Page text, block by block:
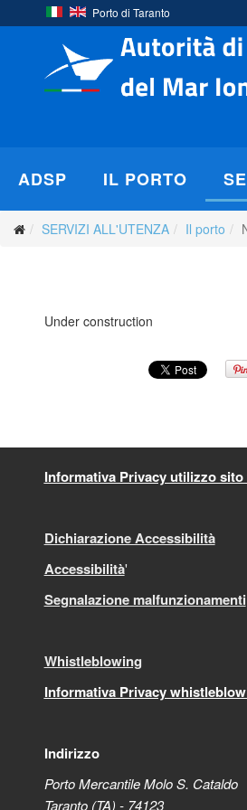
Porto di Taranto
ADSP IL PORTO
SERVIZI ALL'UTENZA Il porto
Under construction
Informativa Privacy utilizzo sito
Dichiarazione Accessibilità
Accessibilità'
Segnalazione malfunzionamenti
Whistleblowing
Informativa Privacy
Indirizzo
Porto Mercantile Molo S. Cataldo
Taranto (TA) - 74123